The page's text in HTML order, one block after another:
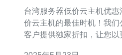
台湾服务器低价云主机优惠活动 现在是购买台湾
价云主机的最佳时机！我
客户提供独家折扣，让您